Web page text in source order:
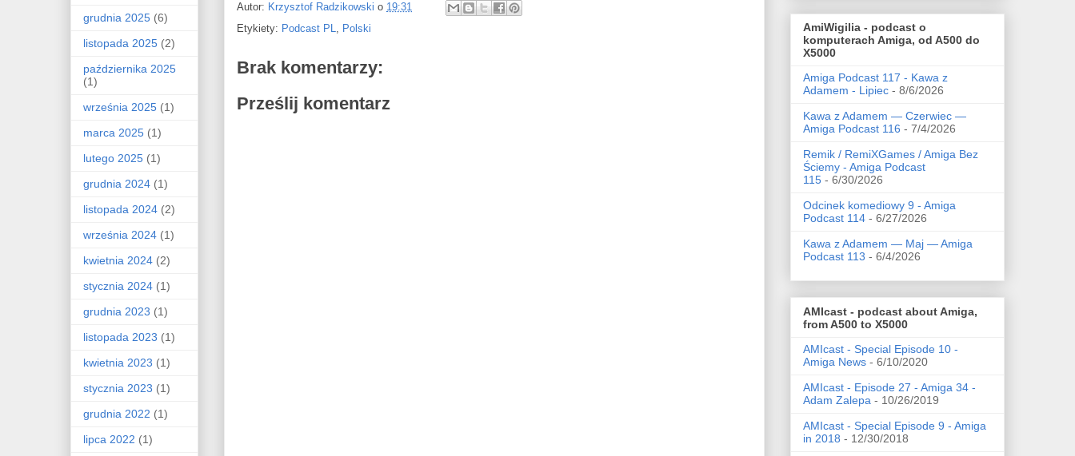
Autor: Krzysztof Radzikowski o 19:31
Etykiety: Podcast PL Polski
Brak komentarzy:
Prześlij komentarz
grudnia 2025 (6)
listopada 2025 (2)
października 2025
(1)
września 2025 (1)
marca 2025 (1)
lutego 2025 (1)
grudnia 2024 (1)
listopada 2024 (2)
września 2024 (1)
kwietnia 2024 (2)
stycznia 2024 (1)
grudnia 2023 (1)
listopada 2023 (1)
kwietnia 2023 (1)
stycznia 2023 (1)
grudnia 2022 (1)
lipca 2022 (1)
AmiWigilia - podcast o
komputerach Amiga, od A500 do
X5000
Amiga Podcast 117 - Kawa z
Adamem - Lipiec - 8/6/2026
Kawa z Adamem — Czerwiec —
Amiga Podcast 116 - 7/4/2026
Remik / RemiXGames / Amiga Bez
Ściemy - Amiga Podcast
115 - 6/30/2026
Odcinek komediowy 9 - Amiga
Podcast 114 - 6/27/2026
Kawa z Adamem — Maj — Amiga
Podcast 113 - 6/4/2026
AMIcast - podcast about Amiga,
from A500 to X5000
AMIcast - Special Episode 10 -
Amiga News - 6/10/2020
AMIcast - Episode 27 - Amiga 34 -
Adam Zalepa - 10/26/2019
AMIcast - Special Episode 9 - Amiga
in 2018 - 12/30/2018